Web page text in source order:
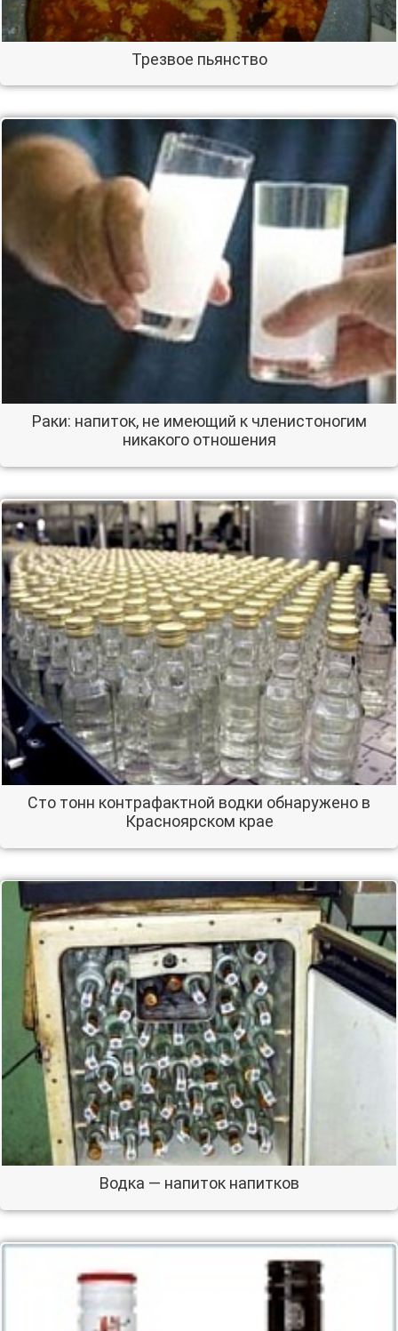
Трезвое пьянство
Раки: напиток, не имеющий к членистоногим
никакого отношения
Сто тонн контрафактной водки обнаружено в
Красноярском крае
Водка — напиток напитков